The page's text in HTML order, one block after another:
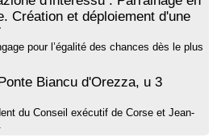
Création et déploiement d'une
pour l’égalité des chances dès le plus
Biancu d'Orezza, u 3
du Conseil exécutif de Corse et Jean-